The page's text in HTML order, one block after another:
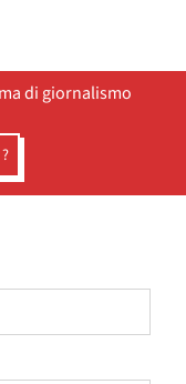
di giornalismo